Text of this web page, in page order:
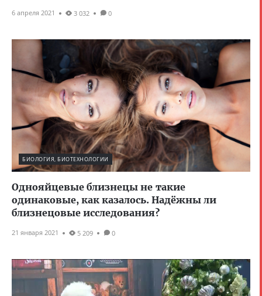
6 апреля 2021 3 032 0
БИОЛОГИЯ, БИОТЕХНОЛОГИИ
Однояйцевые близнецы не такие
одинаковые, как казалось. Надёжны ли
близнецовые исследования?
21 января 2021 5 209 0